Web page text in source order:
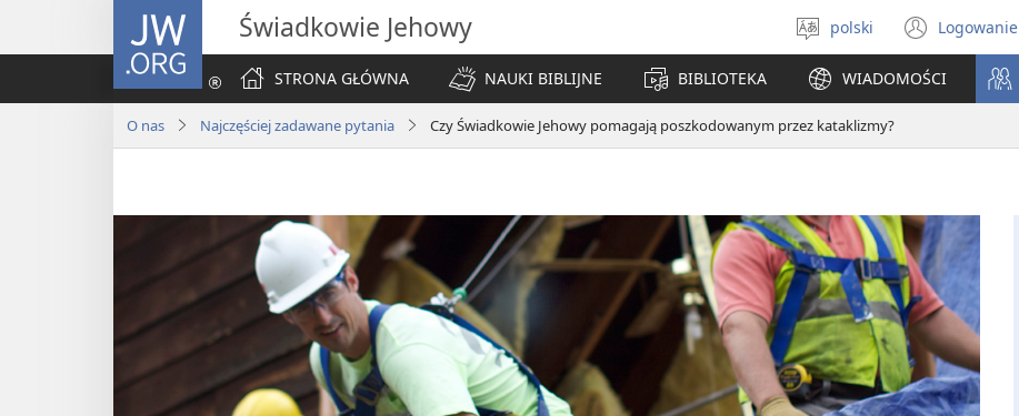
JW.ORG Świadkowie Jehowy
Wybór
języka
polski Logowanie
(opens
new
window)
STRONA GŁÓWNA
NAUKI BIBLIJNE BIBLIOTEKA WIADOMOŚCI
O nas Najczęściej zadawane pytania Czy Świadkowie Jehowy pomagają poszkodowanym przez kataklizmy?